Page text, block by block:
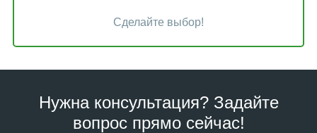
Сделайте выбор!
Нужна консультация? Задайте
вопрос прямо сейчас!